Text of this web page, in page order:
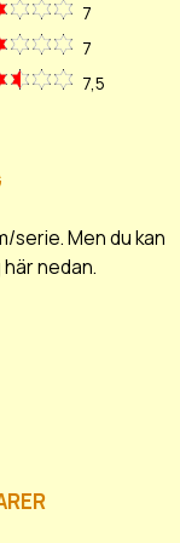
7
7
7,5
serie. Men du kan
nedan.